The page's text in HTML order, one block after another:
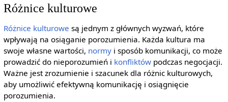
Różnice kulturowe
Różnice kulturowe są jednym z głównych wyzwań, które
wpływają na osiąganie porozumienia. Każda kultura ma
swoje własne wartości, normyi sposób komunikacji, co może
prowadzić do nieporozumień i konfliktówpodczas negocjacji.
Ważne jest zrozumienie i szacunek dla różnic kulturowych,
aby umożliwić efektywną komunikację i osiągnięcie
porozumienia.